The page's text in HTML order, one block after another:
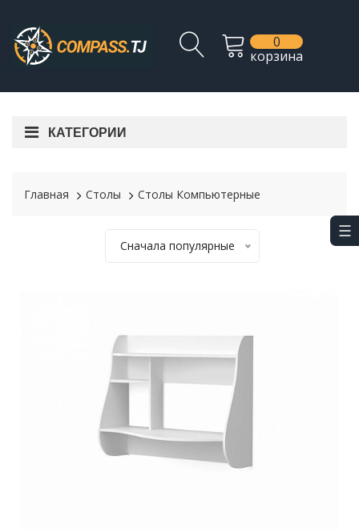
0
корзина
КАТЕГОРИИ
Главная Столы Столы Компьютерные
Сначала популярные